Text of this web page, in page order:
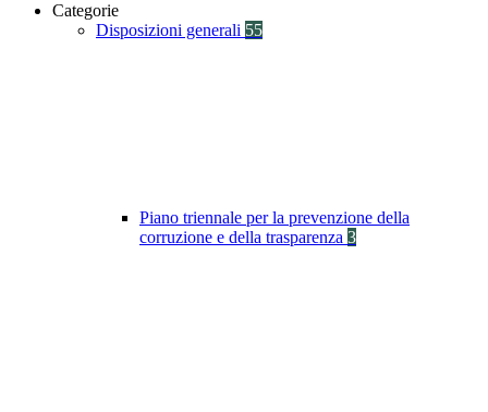
Categorie
Disposizioni generali 55
Piano triennale per la prevenzione della
corruzione e della trasparenza 3